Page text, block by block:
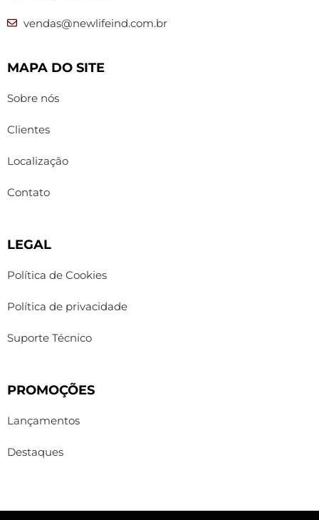
vendas@newlifeind.com.br
MAPA DO SITE
Sobre nós
Clientes
Localização
Contato
LEGAL
Política de Cookies
Política de privacidade
Suporte Técnico
PROMOÇÕES
Lançamentos
Destaques